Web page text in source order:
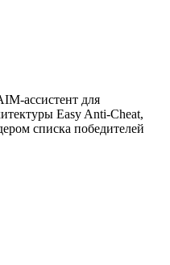
ассистент для
Easy Anti-Cheat,
списка победителей